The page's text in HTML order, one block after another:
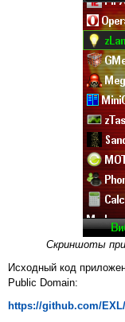
Скриншоты
Исходный код
Public Domain:
https://github.com/